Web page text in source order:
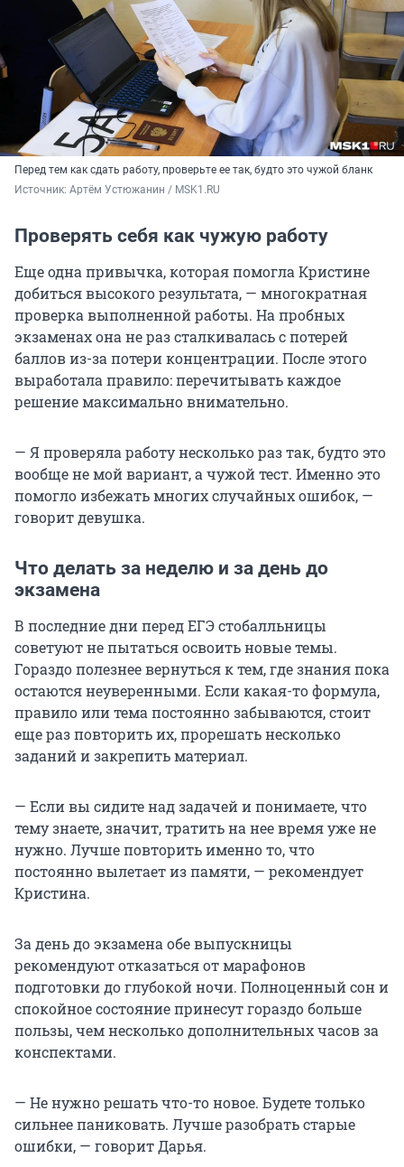
Перед тем как сдать работу, проверьте ее так, будто это чужой бланк
Источник: Артём Устюжанин / MSK1.RU
Проверять себя как чужую работу
Еще одна привычка, которая помогла Кристине
добиться высокого результата, — многократная
проверка выполненной работы. На пробных
экзаменах она не раз сталкивалась с потерей
баллов из-за потери концентрации. После этого
выработала правило: перечитывать каждое
решение максимально внимательно.
— Я проверяла работу несколько раз так, будто это
вообще не мой вариант, а чужой тест. Именно это
помогло избежать многих случайных ошибок, —
говорит девушка.
Что делать за неделю и за день до
экзамена
В последние дни перед ЕГЭ стобалльницы
советуют не пытаться освоить новые темы.
Гораздо полезнее вернуться к тем, где знания пока
остаются неуверенными. Если какая-то формула,
правило или тема постоянно забываются, стоит
еще раз повторить их, прорешать несколько
заданий и закрепить материал.
— Если вы сидите над задачей и понимаете, что
тему знаете, значит, тратить на нее время уже не
нужно. Лучше повторить именно то, что
постоянно вылетает из памяти, — рекомендует
Кристина.
За день до экзамена обе выпускницы
рекомендуют отказаться от марафонов
подготовки до глубокой ночи. Полноценный сон и
спокойное состояние принесут гораздо больше
пользы, чем несколько дополнительных часов за
конспектами.
— Не нужно решать что-то новое. Будете только
сильнее паниковать. Лучше разобрать старые
ошибки, — говорит Дарья.